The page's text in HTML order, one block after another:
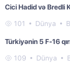
Cici Hadid və Bredli
101 Dünya
Türkiyənin 5 F-16
109 Dünya